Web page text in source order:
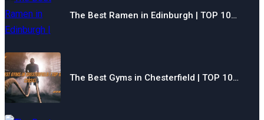
The Best Ramen in Edinburgh | TOP 10…
The Best Gyms in Chesterfield | TOP 10…